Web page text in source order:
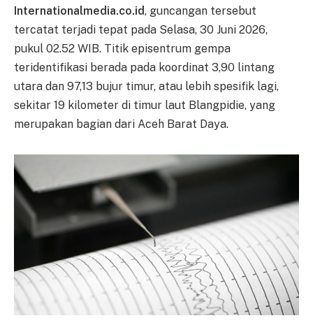
Internationalmedia.co.id, guncangan tersebut
tercatat terjadi tepat pada Selasa, 30 Juni 2026,
pukul 02.52 WIB. Titik episentrum gempa
teridentifikasi berada pada koordinat 3,90 lintang
utara dan 97,13 bujur timur, atau lebih spesifik lagi,
sekitar 19 kilometer di timur laut Blangpidie, yang
merupakan bagian dari Aceh Barat Daya.